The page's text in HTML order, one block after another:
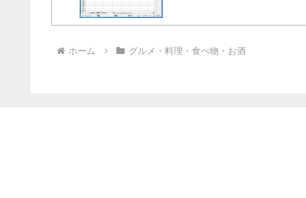
ホーム グルメ・料理・食べ物・お酒